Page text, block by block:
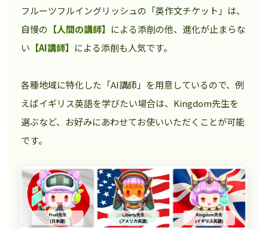
フルーツフルイングリッシュの「英作文チケット」は、
自慢の 【人間の講師】 による添削の他、進化が止まらな
い 【AI講師】 による添削も人気です。
各種地域に特化した「AI講師」を用意しているので、例
えばイギリス英語を学びたい場合は、Kingdom先生を
選ぶなど、お好みにあわせてお使いいただくことが可能
です。